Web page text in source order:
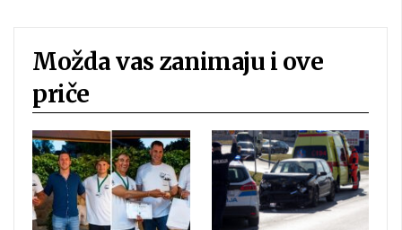
Možda vas zanimaju i ove
priče